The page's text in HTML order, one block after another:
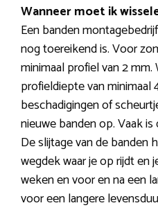
Wanneer moet ik
Een banden
nog toereikend is. Voor
minimaal profiel van 2
profieldiepte van minimaal
beschadigingen of
nieuwe banden op. Vaak
De slijtage van de
wegdek waar je op rijdt en
weken en voor en na een
voor een langere